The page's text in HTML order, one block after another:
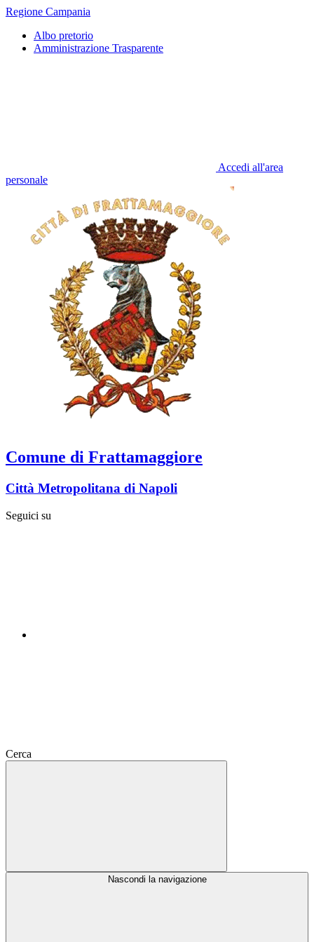
Regione Campania
Albo pretorio
Amministrazione Trasparente
Accedi all'area
personale
Comune di Frattamaggiore
Città Metropolitana di Napoli
Seguici su
Cerca
Nascondi la navigazione